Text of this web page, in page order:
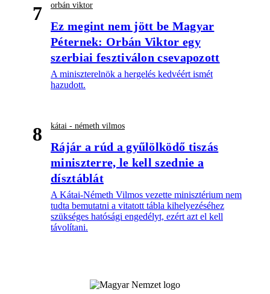
7 orbán viktor
Ez megint nem jött be Magyar
Péternek: Orbán Viktor egy
szerbiai fesztiválon csevapozott
A miniszterelnök a hergelés kedvéért ismét
hazudott.
8 kátai - németh vilmos
Rájár a rúd a gyűlölködő tiszás
miniszterre, le kell szednie a
dísztáblát
A Kátai-Németh Vilmos vezette minisztérium nem
tudta bemutatni a vitatott tábla kihelyezéséhez
szükséges hatósági engedélyt, ezért azt el kell
távolítani.